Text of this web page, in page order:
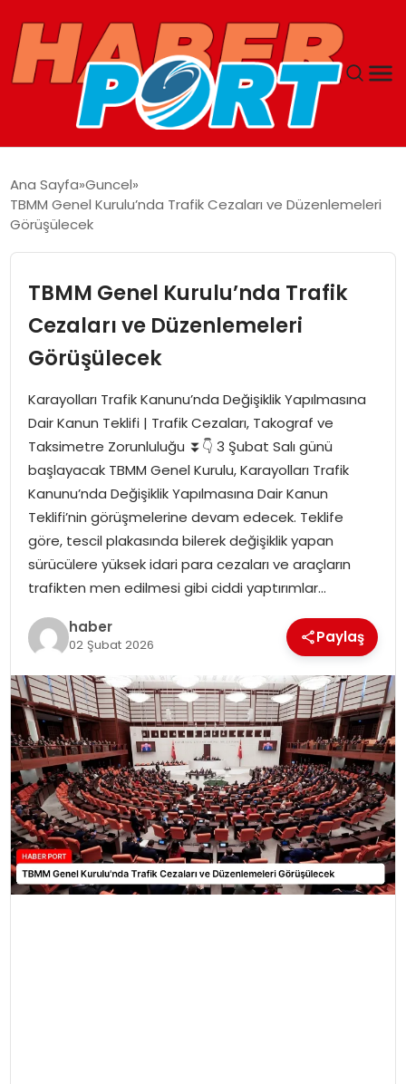
GUNCEL
SPOR
MAGAZIN
SPOR
EĞITIM
OTOMOBIL
TEKNOLOJI
EKONOMI
Ana Sayfa Guncel
TBMM Genel Kurulu’nda Trafik Cezaları ve Düzenlemeleri
Görüşülecek
TBMM Genel Kurulu’nda Trafik
Cezaları ve Düzenlemeleri
Görüşülecek
Karayolları Trafik Kanunu’nda Değişiklik Yapılmasına
Dair Kanun Teklifi | Trafik Cezaları, Takograf ve
Taksimetre Zorunluluğu ⏬👇 3 Şubat Salı günü
başlayacak TBMM Genel Kurulu, Karayolları Trafik
Kanunu’nda Değişiklik Yapılmasına Dair Kanun
Teklifi’nin görüşmelerine devam edecek. Teklife
göre, tescil plakasında bilerek değişiklik yapan
sürücülere yüksek idari para cezaları ve araçların
trafikten men edilmesi gibi ciddi yaptırımlar…
haber
02 Şubat 2026 Paylaş